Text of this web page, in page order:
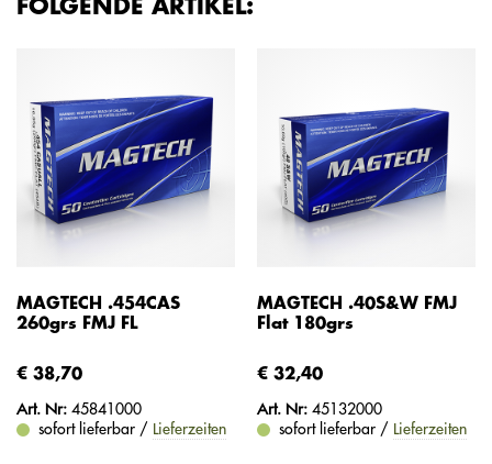
FOLGENDE ARTIKEL:
MAGTECH .454CAS
260grs FMJ FL
€ 38,70
Art. Nr: 45841000
sofort lieferbar / Lieferzeiten
MAGTECH .40S&W FMJ
Flat 180grs
€ 32,40
Art. Nr: 45132000
sofort lieferbar / Lieferzeiten